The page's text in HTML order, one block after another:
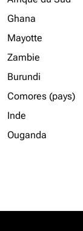
Ghana
Mayotte
Zambie
Burundi
Comores (pays)
Inde
Ouganda